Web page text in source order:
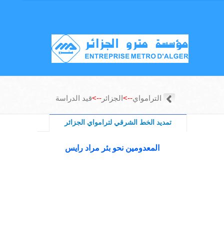
الترامواي-->الجزائر -->قيد الدراسة
تمديد الخط الشرقي لترامواي الجزائر
المعدومين نحو بئر مراد رايس